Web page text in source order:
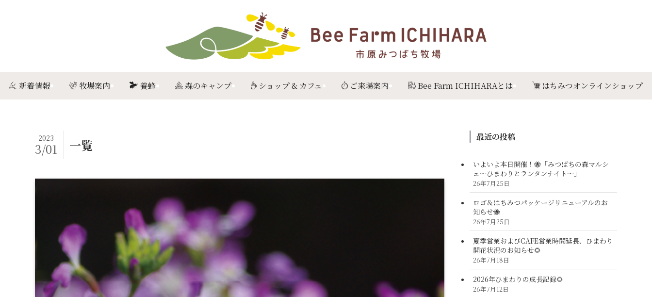
新着情報 牧場案内 養蜂 森のキャンプ ショップ & カフェ ご来場案内 Bee Farm ICHIHARAとは はちみつオンラインショップ
一覧
2023
3/01
最近の投稿
いよいよ本日開催！🐝「みつばちの森マルシ
ェ〜ひまわりとランタンナイト〜」
26年7月25日
ロゴ＆はちみつパッケージリニューアルのお
知らせ🐝
26年7月25日
夏季営業およびCAFE営業時間延長、ひまわり
開花状況のお知らせ🌻
26年7月18日
2026年ひまわりの成長記録🌻
26年7月12日